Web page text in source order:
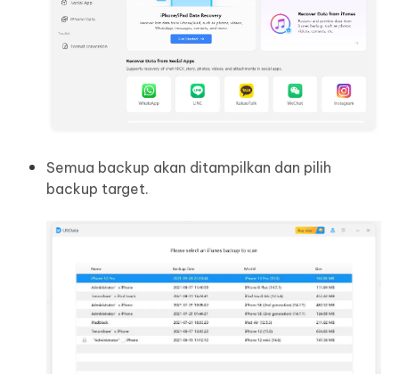
Semua backup akan ditampilkan dan pilih
backup target.